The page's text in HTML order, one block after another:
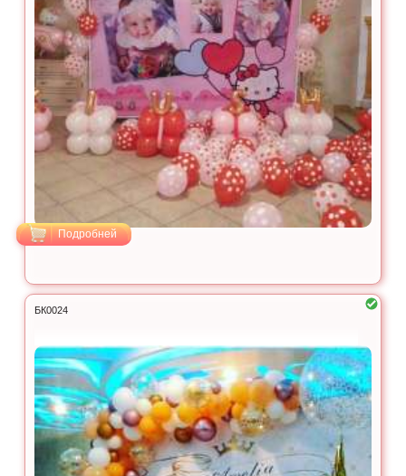
Подробней
БК0024